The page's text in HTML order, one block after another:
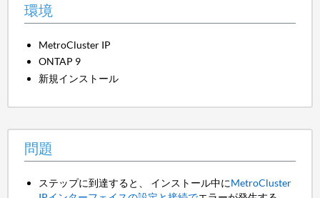
環境
MetroCluster IP
ONTAP 9
新規インストール
問題
ステップに到達すると、 インストール中にMetroCluster